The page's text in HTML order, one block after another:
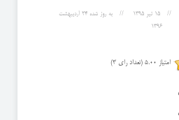
15 تیر 1395 به روز شده
24 ارديبهشت
1396
امتیاز 5.00 (تعداد رای 3)